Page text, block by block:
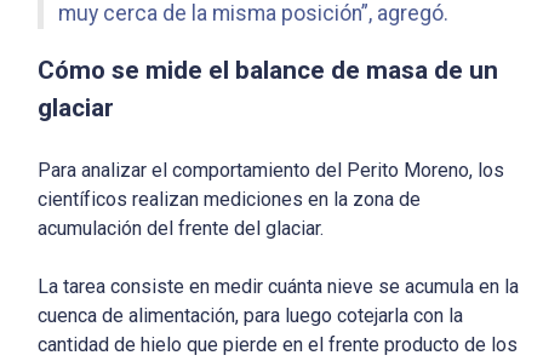
muy cerca de la misma posición”, agregó.
Cómo se mide el balance de masa de un
glaciar
Para analizar el comportamiento del Perito Moreno, los
científicos realizan mediciones en la zona de
acumulación del frente del glaciar.
La tarea consiste en medir cuánta nieve se acumula en la
cuenca de alimentación, para luego cotejarla con la
cantidad de hielo que pierde en el frente producto de los